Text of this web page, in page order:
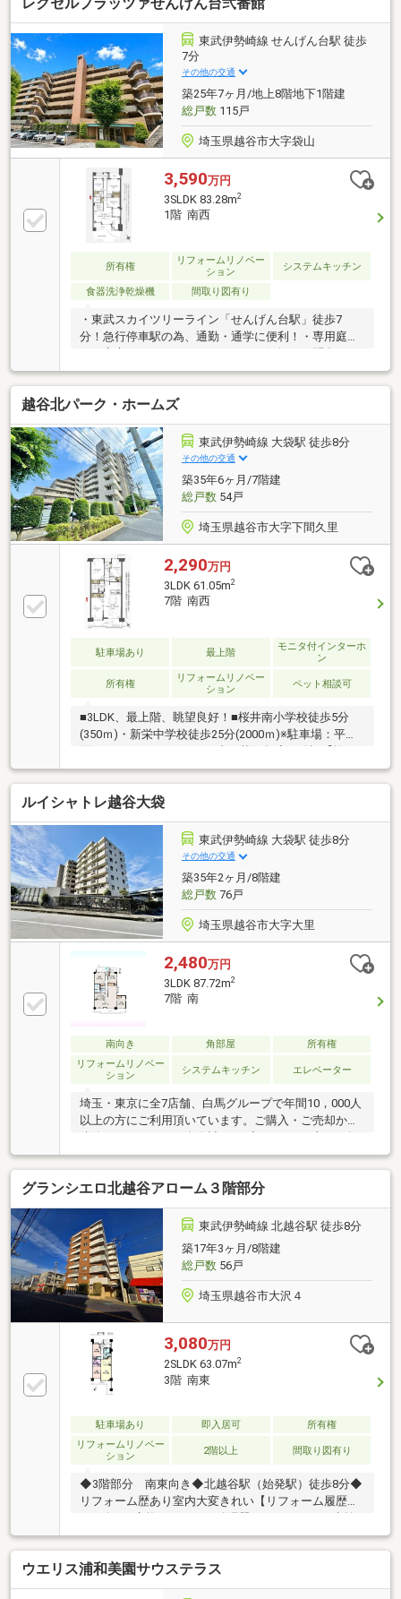
東武伊勢崎線 せんげん台駅 徒歩
7分
その他の交通
築25年7ヶ月/地上8階地下1階建
総戸数115戸
埼玉県越谷市大字袋山
3,590万円
3SLDK 83.28m2
1階 南西
所有権
リフォームリノベー
ション
システムキッチン
食器洗浄乾燥機 間取り図有り
・東武スカイツリーライン「せんげん台駅」徒歩7
分！急行停車駅の為、通勤・通学に便利！・専用庭付
さい(*^_^*)〇埼玉相互住宅は住宅ローンに強い会社で
す！自己資金が少ない、勤務年数が短い、他に借り入
れがある等、他社で断られた方も諦めずに当社にご相
談ください！住宅ローン専門スタッフが銀行窓口とな
り、様々な事例から適切なサポートをお約束します
(*^_^*)
越谷北パーク・ホームズ
東武伊勢崎線 大袋駅 徒歩8分
その他の交通
築35年6ヶ月/7階建
総戸数54戸
埼玉県越谷市大字下間久里
2,290万円
3LDK 61.05m2
7階 南西
駐車場あり 最上階
モニタ付インターホ
ン
所有権
リフォームリノベー
ション
ペット相談可
■3LDK、最上階、眺望良好！■桜井南小学校徒歩5分
(350ｍ)・新栄中学校徒歩25分(2000ｍ)※駐車場：平
相互住宅（株） 越谷店はここがつよい！】◆地域密着
50年以上！越谷市出身・在籍のスタッフも多いので、
越谷市と近隣の草加市、春日部市、吉川市、八潮市、
松伏町、東川口・浦和美園エリアなどのことなら私た
ちにお任せください！◆住宅ローンに強い！住宅ロー
ン専門スタッフが銀行窓口となり、様々な事例から適
切なサポートをお約束します！
ルイシャトレ越谷大袋
東武伊勢崎線 大袋駅 徒歩8分
その他の交通
築35年2ヶ月/8階建
総戸数76戸
埼玉県越谷市大字大里
2,480万円
3LDK 87.72m2
7階 南
南向き 角部屋
所有権
リフォームリノベー
ション
システムキッチン エレベーター
埼玉・東京に全7店舗、白馬グループで年間10，000人
以上の方にご利用頂いています。ご購入・ご売却から
案をいたします。
グランシエロ北越谷アローム３階部分
東武伊勢崎線 北越谷駅 徒歩8分
築17年3ヶ月/8階建
総戸数56戸
埼玉県越谷市大沢４
3,080万円
2SLDK 63.07m2
3階 南東
駐車場あり 即入居可
所有権
リフォームリノベー
ション
2階以上 間取り図有り
◆3階部分 南東向き◆北越谷駅（始発駅）徒歩8分◆
リフォーム歴あり室内大変きれい【リフォーム履歴】
（キッチン・ユニットバス・洗面所）・浴室ミラー・
スイッチプレート・防水パン・カーテンレールその
他：浴室乾燥機設置・網戸張替え・クロス張替え（全
室）・フロアタイル上貼（全室）※ポーチ面積：5.8㎡
ウエリス浦和美園サウステラス